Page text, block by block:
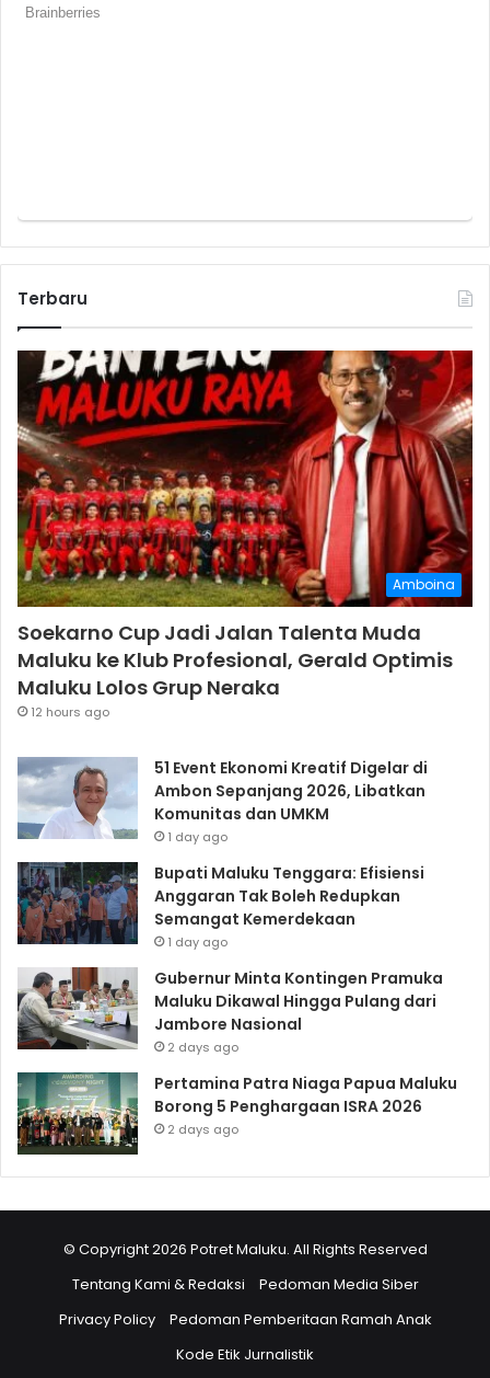
Terbaru
Amboina
Soekarno Cup Jadi Jalan Talenta Muda
Maluku ke Klub Profesional, Gerald Optimis
Maluku Lolos Grup Neraka
12 hours ago
51 Event Ekonomi Kreatif Digelar di
Ambon Sepanjang 2026, Libatkan
Komunitas dan UMKM
1 day ago
Bupati Maluku Tenggara: Efisiensi
Anggaran Tak Boleh Redupkan
Semangat Kemerdekaan
1 day ago
Gubernur Minta Kontingen Pramuka
Maluku Dikawal Hingga Pulang dari
Jambore Nasional
2 days ago
Pertamina Patra Niaga Papua Maluku
Borong 5 Penghargaan ISRA 2026
2 days ago
© Copyright 2026 Potret Maluku. All Rights Reserved
Tentang Kami & Redaksi
Pedoman Media Siber
Privacy Policy
Pedoman Pemberitaan Ramah Anak
Kode Etik Jurnalistik